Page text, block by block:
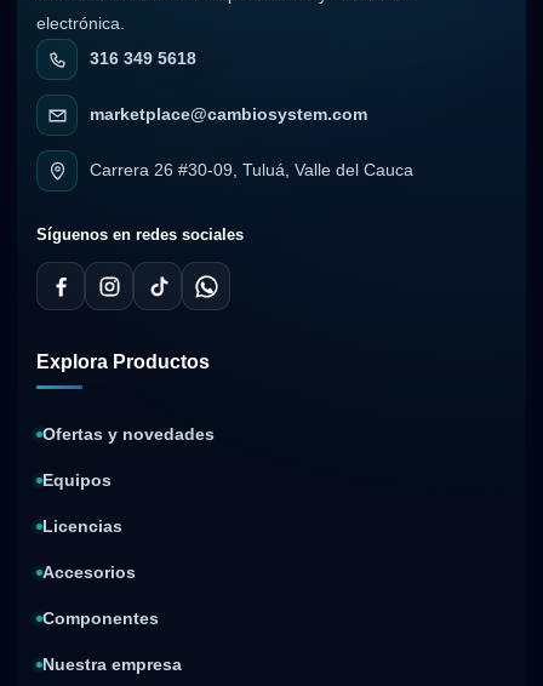
electrónica.
316 349 5618
marketplace@cambiosystem.com
Carrera 26 #30-09, Tuluá, Valle del Cauca
Síguenos en redes sociales
Explora Productos
Ofertas y novedades
Equipos
Licencias
Accesorios
Componentes
Nuestra empresa